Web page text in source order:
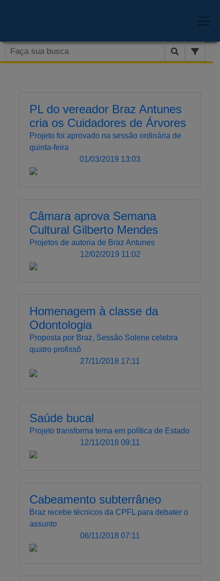
PL do vereador Braz Antunes
cria os Cuidadores de Árvores
Projeto foi aprovado na sessão ordinária de
quinta-feira
01/03/2019 13:03
Câmara aprova Semana
Cultural Gilberto Mendes
Projetos de autoria de Braz Antunes
12/02/2019 11:02
Homenagem à classe da
Odontologia
Proposta por Braz, Sessão Solene celebra
quatro profissõ
27/11/2018 17:11
Saúde bucal
Projeto transforma tema em política de Estado
12/11/2018 09:11
Cabeamento subterrâneo
Braz recebe técnicos da CPFL para debater o
assunto
06/11/2018 07:11